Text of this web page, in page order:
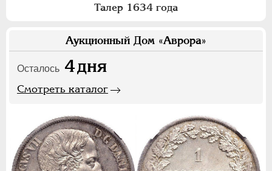
Талер 1634 года
Аукционный Дом «Аврора»
Осталось 4дня
Смотреть каталог